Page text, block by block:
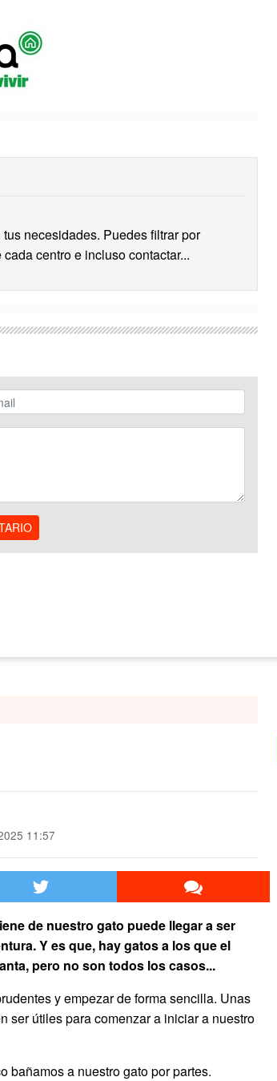
necesidades. Puedes filtrar por
centro e incluso contactar...
11:57
de nuestro gato puede llegar a ser
Y es que, hay gatos a los que el
pero no son todos los casos...
y empezar de forma sencilla. Unas
ser útiles para comenzar a iniciar a nuestro
bañamos a nuestro gato por partes.